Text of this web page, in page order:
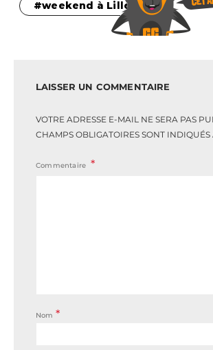
weekend à Lille
LAISSER UN COMMENTAIRE
VOTRE ADRESSE E-MAIL NE SERA PAS
CHAMPS OBLIGATOIRES SONT INDIQUÉS
Commentaire
Nom *